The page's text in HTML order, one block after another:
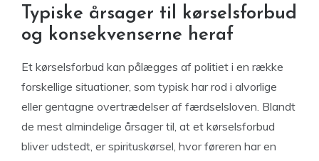
Typiske årsager til kørselsforbud
og konsekvenserne heraf
Et kørselsforbud kan pålægges af politiet i en række
forskellige situationer, som typisk har rod i alvorlige
eller gentagne overtrædelser af færdselsloven. Blandt
de mest almindelige årsager til, at et kørselsforbud
bliver udstedt, er spirituskørsel, hvor føreren har en